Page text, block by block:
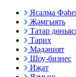
Ясалма
Җәмгыять
Татар
Тарих
Мәдәният
Шоу-бизнес
Иҗат